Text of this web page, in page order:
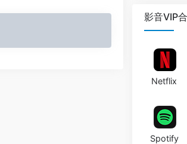
影音VIP
Netflix
Spotify